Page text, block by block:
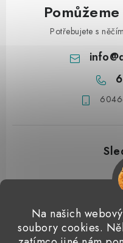
Na našich
soubory cookies.
Potřebujete s
info@
Přijímáme online platby